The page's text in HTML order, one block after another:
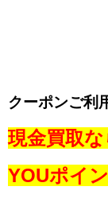
クーポンご利
現金買取
YOUポイ